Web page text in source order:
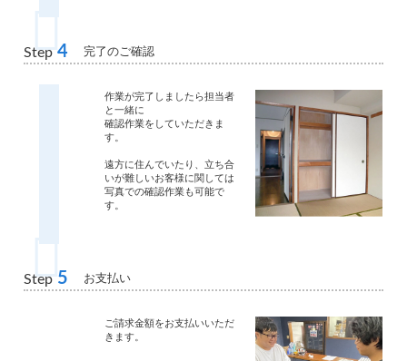
Step 4 完了のご確認
作業が完了しましたら担当者
と一緒に
確認作業をしていただきま
す。
遠方に住んでいたり、立ち合
いが難しいお客様に関しては
写真での確認作業も可能で
す。
Step 5 お支払い
ご請求金額をお支払いいただ
きます。